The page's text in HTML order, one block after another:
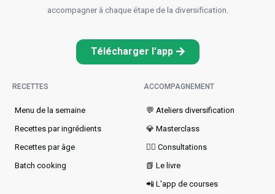
accompagner à chaque étape de la diversification.
Télécharger l'app
RECETTES
Menu de la semaine​
Recettes par ingrédients
Recettes par âge
Batch cooking
ACCOMPAGNEMENT
💬 Ateliers diversification
💎 Masterclass
👩‍⚕️ Consultations
📗 Le livre
📲 L'app de courses